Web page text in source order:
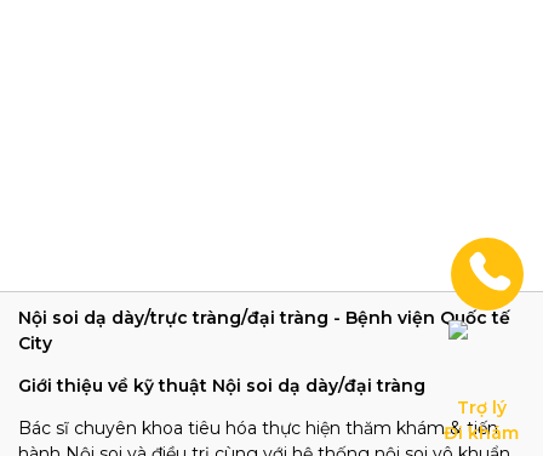
Nội soi dạ dày/trực tràng/đại tràng - Bệnh viện Quốc tế
City
Giới thiệu về kỹ thuật Nội soi dạ dày/đại tràng
Bác sĩ chuyên khoa tiêu hóa thực hiện thăm khám & tiến
Trợ lý
Đi khám